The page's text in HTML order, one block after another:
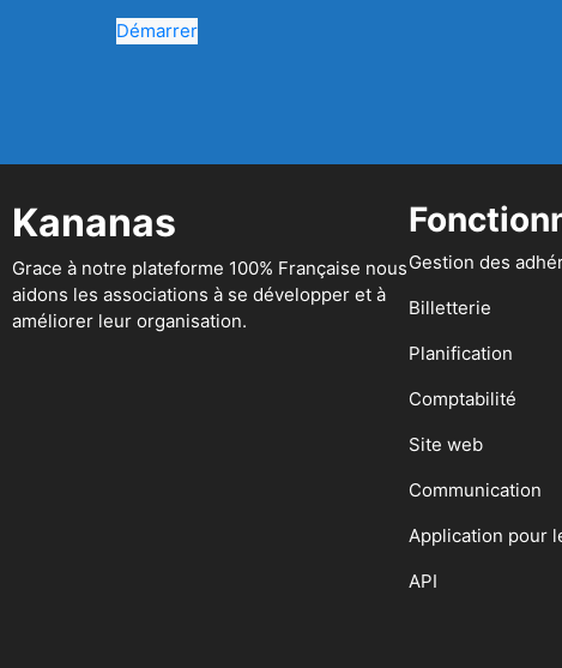
Démarrer
Kananas
Grace à notre plateforme 100% Française nous
aidons les associations à se développer et à
améliorer leur organisation.
Gestion des
Billetterie
Planification
Comptabilité
Site web
Communication
Application pour
API